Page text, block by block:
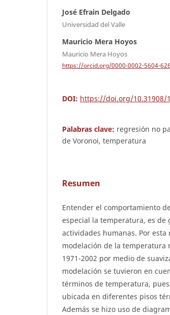
José Efrain Delgado
Universidad del Valle
Mauricio Mera Hoyos
Mauricio Mera Hoyos
https://orcid.org/0000-0002-5604-
DOI: https://doi.org/10.31908/
Palabras clave: regresión no
de Voronoi, temperatura
Resumen
Entender el comportamiento
especial la temperatura, es
actividades humanas. Por
modelación de la temperatura
1971-2002 por medio de
modelación se tuvieron en
términos de temperatura,
ubicada en diferentes pisos
Además se hizo uso de